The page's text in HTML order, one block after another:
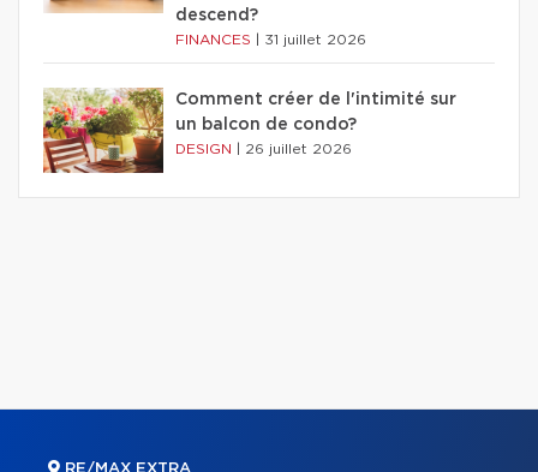
descend?
FINANCES 31 juillet 2026
Comment créer de l'intimité sur
un balcon de condo?
DESIGN 26 juillet 2026
RE/MAX EXTRA